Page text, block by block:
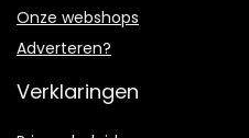
Onze webshops
Adverteren?
Verklaringen